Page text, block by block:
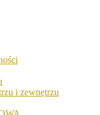
i zewnętrzu